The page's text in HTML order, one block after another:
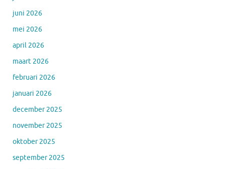
juni 2026
mei 2026
april 2026
maart 2026
februari 2026
januari 2026
december 2025
november 2025
oktober 2025
september 2025